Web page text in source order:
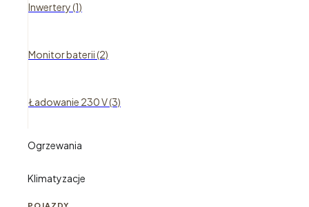
Inwertery (1)
Monitor baterii (2)
Ładowanie 230 V (3)
Ogrzewania
Klimatyzacje